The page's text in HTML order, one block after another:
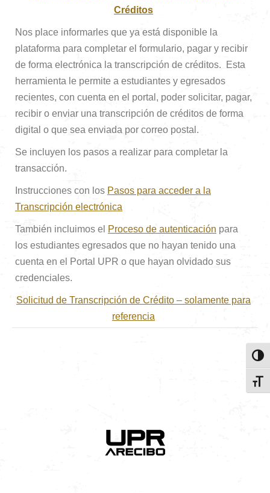
Créditos
Nos place informarles que ya está disponible la
plataforma para completar el formulario, pagar y recibir
de forma electrónica la transcripción de créditos. Esta
herramienta le permite a estudiantes y egresados
recientes, con cuenta en el portal, poder solicitar, pagar,
recibir o enviar una transcripción de créditos de forma
digital o que sea enviada por correo postal.
Se incluyen los pasos a realizar para completar la
transacción.
Instrucciones con los Pasos para acceder a la
Transcripción electrónica
También incluimos el Proceso de autenticación para
los estudiantes egresados que no hayan tenido una
cuenta en el Portal UPR o que hayan olvidado sus
credenciales.
Solicitud de Transcripción de Crédito – solamente para
referencia